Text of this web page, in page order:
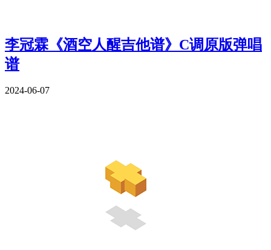
李冠霖《酒空人醒吉他谱》C调原版弹唱
谱
2024-06-07